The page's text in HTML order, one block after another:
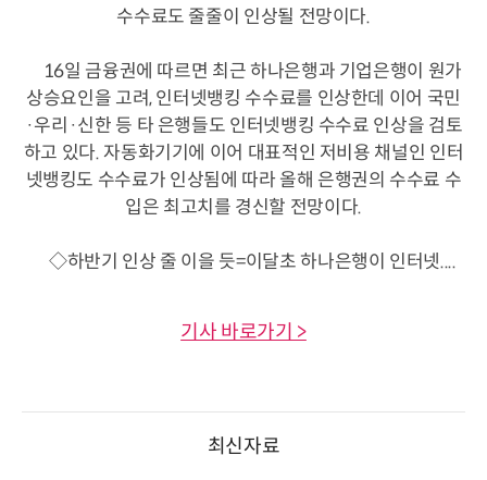
수수료도 줄줄이 인상될 전망이다.
16일 금융권에 따르면 최근 하나은행과 기업은행이 원가
상승요인을 고려, 인터넷뱅킹 수수료를 인상한데 이어 국민
·우리·신한 등 타 은행들도 인터넷뱅킹 수수료 인상을 검토
하고 있다. 자동화기기에 이어 대표적인 저비용 채널인 인터
넷뱅킹도 수수료가 인상됨에 따라 올해 은행권의 수수료 수
입은 최고치를 경신할 전망이다.
◇하반기 인상 줄 이을 듯=이달초 하나은행이 인터넷....
기사 바로가기 >
최신자료